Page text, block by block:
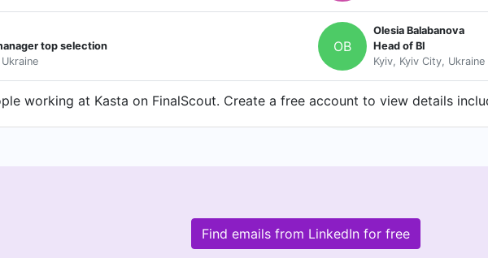
top selection
OB
Olesia Balabanova
Head of BI
Kyiv, Kyiv City, Ukraine
working at Kasta on FinalScout. Create a free account to view details
Find emails from LinkedIn for free